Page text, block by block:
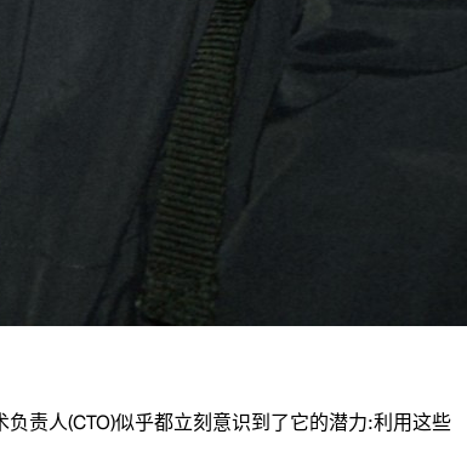
责人(CTO)似乎都立刻意识到了它的潜力:利用这些